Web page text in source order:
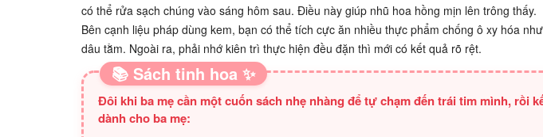
có thể rửa sạch chúng vào sáng hôm sau. Điều này giúp nhũ hoa hồng mịn lên trông thấy.
Bên cạnh liệu pháp dùng kem, bạn có thể tích cực ăn nhiều thực phẩm chống ô xy hóa
dâu tằm. Ngoài ra, phải nhớ kiên trì thực hiện đều đặn thì mới có kết quả rõ rệt.
📚 Sách tinh hoa ✨
Đôi khi ba mẹ cần một cuốn sách nhẹ nhàng để tự chạm đến trái tim mình, rồi
dành cho ba mẹ: